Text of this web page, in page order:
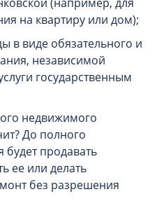
на квартиру или дом);
в виде обязательного и
независимой
государственным
недвижимого
До полного
будет продавать
ее или делать
без разрешения